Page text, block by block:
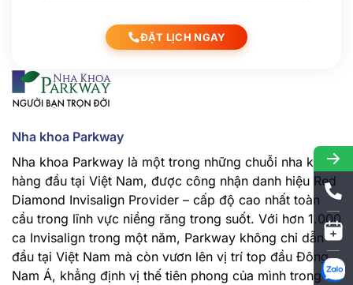
ĐẶT LỊCH NGAY
Nha khoa Parkway
Nha khoa Parkway là một trong những chuỗi nha khoa
hàng đầu tại Việt Nam, được công nhận danh hiệu Red
Diamond Invisalign Provider – cấp độ cao nhất toàn
cầu trong lĩnh vực niềng răng trong suốt. Với hơn 1.000
ca Invisalign trong một năm, Parkway không chỉ dẫn
đầu tại Việt Nam mà còn vươn lên vị trí top đầu Đông
Nam Á, khẳng định vị thế tiên phong của mình trong